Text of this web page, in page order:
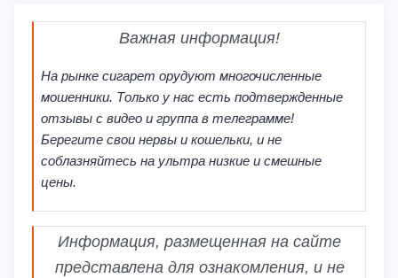
Важная информация!
На рынке сигарет орудуют многочисленные
мошенники. Только у нас есть подтвержденные
отзывы с видео и группа в телеграмме!
Берегите свои нервы и кошельки, и не
соблазняйтесь на ультра низкие и смешные
цены.
Информация, размещенная на сайте
представлена для ознакомления, и не